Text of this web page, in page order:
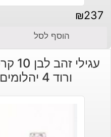
₪237
הוסף לסל
ורוד 4 יהלומים לבנים 34. קרט